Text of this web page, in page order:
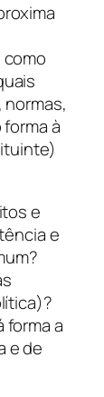
à
e
e
forma a
e de